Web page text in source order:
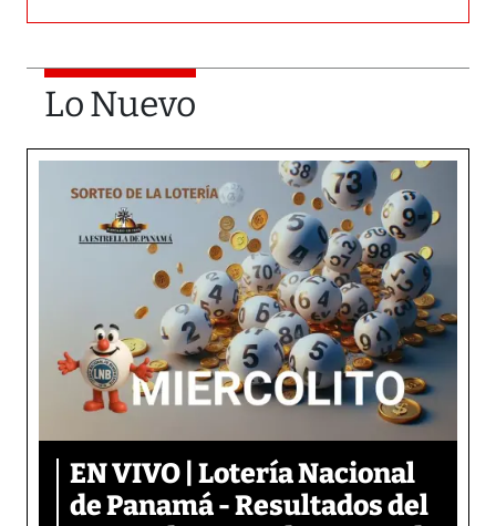
Lo Nuevo
EN VIVO | Lotería Nacional
de Panamá - Resultados del